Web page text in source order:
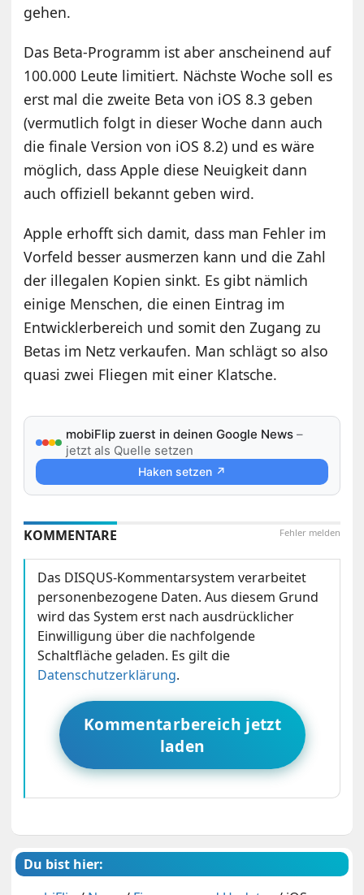
gehen.
Das Beta-Programm ist aber anscheinend auf
100.000 Leute limitiert. Nächste Woche soll es
erst mal die zweite Beta von iOS 8.3 geben
(vermutlich folgt in dieser Woche dann auch
die finale Version von iOS 8.2) und es wäre
möglich, dass Apple diese Neuigkeit dann
auch offiziell bekannt geben wird.
Apple erhofft sich damit, dass man Fehler im
Vorfeld besser ausmerzen kann und die Zahl
der illegalen Kopien sinkt. Es gibt nämlich
einige Menschen, die einen Eintrag im
Entwicklerbereich und somit den Zugang zu
Betas im Netz verkaufen. Man schlägt so also
quasi zwei Fliegen mit einer Klatsche.
mobiFlip zuerst in deinen Google News –
jetzt als Quelle setzen
Haken setzen ↗
Fehler melden
KOMMENTARE
Das DISQUS-Kommentarsystem verarbeitet
personenbezogene Daten. Aus diesem Grund
wird das System erst nach ausdrücklicher
Einwilligung über die nachfolgende
Schaltfläche geladen. Es gilt die
Datenschutzerklärung.
Kommentarbereich jetzt
laden
Du bist hier: